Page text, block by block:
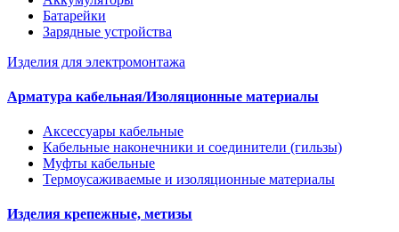
Батарейки
Зарядные устройства
Изделия для электромонтажа
Арматура кабельная/Изоляционные материалы
Аксессуары кабельные
Кабельные наконечники и соединители (гильзы)
Муфты кабельные
Термоусаживаемые и изоляционные материалы
Изделия крепежные, метизы